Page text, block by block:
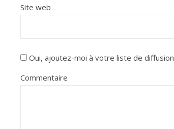
Site web
Oui, ajoutez-moi à votre liste de diffusion
Commentaire